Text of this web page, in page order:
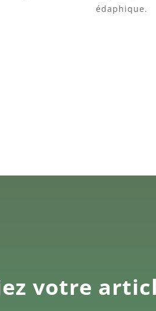
édaphique.
votre